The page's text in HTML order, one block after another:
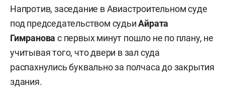
Напротив, заседание в Авиастроительном суде
под председательством судьиАйрата
Гимранова с первых минут пошло не по плану, не
учитывая того, что двери в зал суда
распахнулись буквально за полчаса до закрытия
здания.